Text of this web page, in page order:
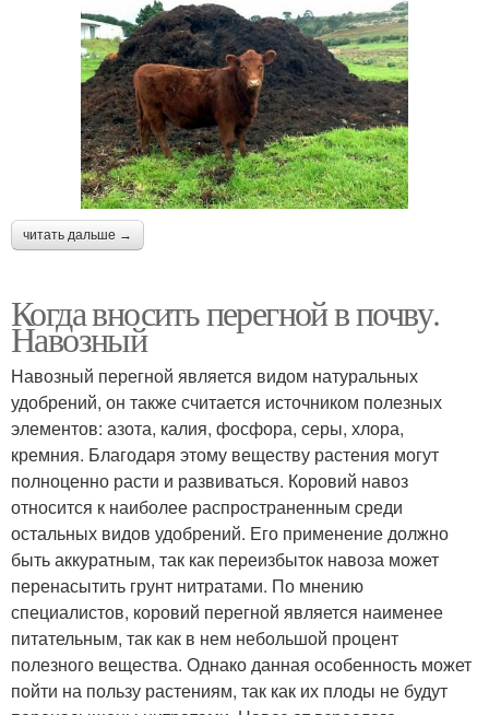
читать дальше →
Когда вносить перегной в почву.
Навозный
Навозный перегной является видом натуральных
удобрений, он также считается источником полезных
элементов: азота, калия, фосфора, серы, хлора,
кремния. Благодаря этому веществу растения могут
полноценно расти и развиваться. Коровий навоз
относится к наиболее распространенным среди
остальных видов удобрений. Его применение должно
быть аккуратным, так как переизбыток навоза может
перенасытить грунт нитратами. По мнению
специалистов, коровий перегной является наименее
питательным, так как в нем небольшой процент
полезного вещества. Однако данная особенность может
пойти на пользу растениям, так как их плоды не будут